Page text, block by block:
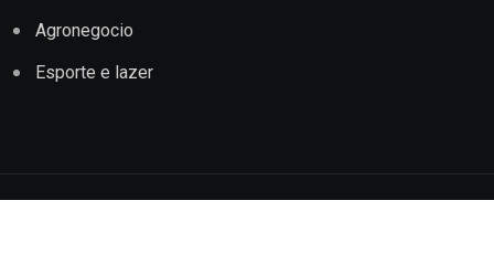
Agronegocio
Esporte e lazer